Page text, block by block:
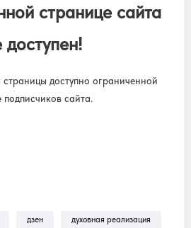
странице сайта
доступен!
доступно ограниченной
подписчиков сайта.
LIBRARY GRIMUARE”
>Как оформить
дзен духовная реализация